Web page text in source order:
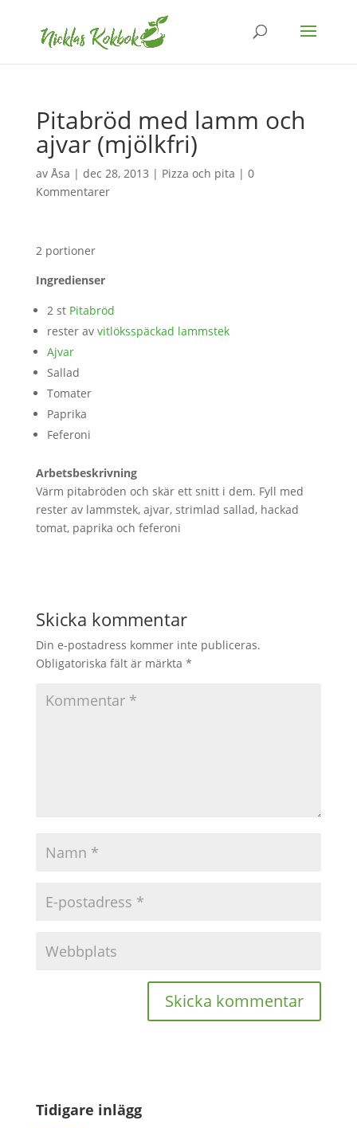
Pitabröd med lamm och
ajvar (mjölkfri)
av Åsa | dec 28, 2013 | Pizza och pita | 0
Kommentarer
2 portioner
Ingredienser
2 st Pitabröd
rester av vitlöksspäckad lammstek
Ajvar
Sallad
Tomater
Paprika
Feferoni
Arbetsbeskrivning
Värm pitabröden och skär ett snitt i dem. Fyll med
rester av lammstek, ajvar, strimlad sallad, hackad
tomat, paprika och feferoni
Skicka kommentar
Din e-postadress kommer inte publiceras.
Obligatoriska fält är märkta *
Tidigare inlägg